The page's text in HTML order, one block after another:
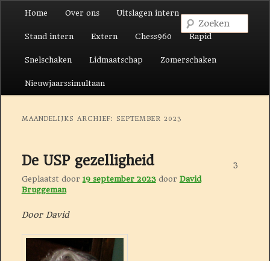
Spring naar de primaire inhoud
Spring naar de secundaire inhoud
Home Over ons Uitslagen intern
Stand intern Extern Chess960 Rapid
Snelschaken Lidmaatschap Zomerschaken
Nieuwjaarssimultaan
MAANDELIJKS ARCHIEF: SEPTEMBER 2023
De USP gezelligheid
Geplaatst door 19 september 2023 door David
Bruggeman
3
Door David